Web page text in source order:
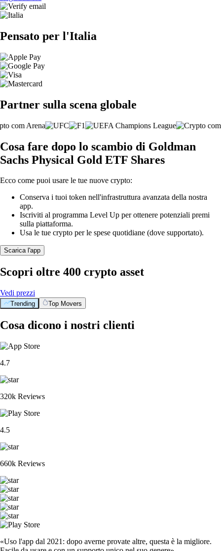
Pensato per l'Italia
Partner sulla scena globale
Cosa fare dopo lo scambio di Goldman
Sachs Physical Gold ETF Shares
Ecco come puoi usare le tue nuove crypto:
Conserva i tuoi token nell'infrastruttura avanzata della nostra
app.
Iscriviti al programma Level Up per ottenere potenziali premi
sulla piattaforma.
Usa le tue crypto per le spese quotidiane (dove supportato).
Scarica l'app
Scopri oltre 400 crypto asset
Vedi prezzi
Trending Top Movers
Cosa dicono i nostri clienti
4.7
320k Reviews
4.5
660k Reviews
«Uso l'app dal 2021: dopo averne provate altre, questa è la migliore.